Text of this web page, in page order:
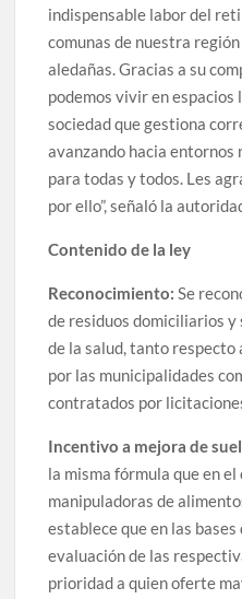
indispensable labor del
comunas de nuestra
aledañas. Gracias a su
podemos vivir en
sociedad que gestiona
avanzando hacia entornos
para todas y todos. Les
por ello”, señaló la
Contenido de la ley
Reconocimiento: Se
de residuos domiciliarios
de la salud, tanto
por las municipalidades
contratados por
Incentivo a mejora de
la misma fórmula que en
manipuladoras de
establece que en las
evaluación de las
prioridad a quien oferte